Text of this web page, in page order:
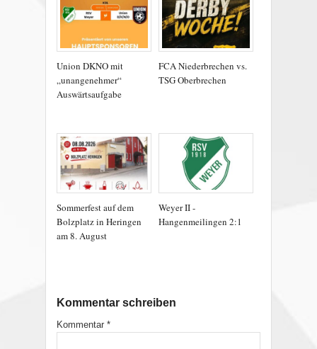
Union DKNO mit
„unangenehmer“
Auswärtsaufgabe
FCA Niederbrechen vs.
TSG Oberbrechen
Sommerfest auf dem
Bolzplatz in Heringen
am 8. August
Weyer II -
Hangenmeilingen 2:1
Kommentar schreiben
Kommentar *